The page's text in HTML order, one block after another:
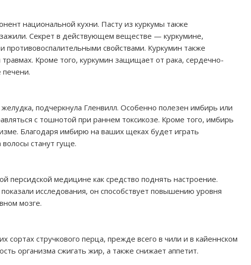
национальной кухни. Пасту из куркумы также
Секрет в действующем веществе — куркумине,
свойствами. Куркумин также
Кроме того, куркумин защищает от рака, сердечно-
печени.
подчеркнула Гленвилл. Особенно полезен имбирь или
с тошнотой при раннем токсикозе. Кроме того, имбирь
Благодаря имбирю на ваших щеках будет играть
станут гуще.
персидской медицине как средство поднять настроение.
исследования, он способствует повышению уровня
мозге.
сортах стручкового перца, прежде всего в чили и в кайеннском
организма сжигать жир, а также снижает аппетит.